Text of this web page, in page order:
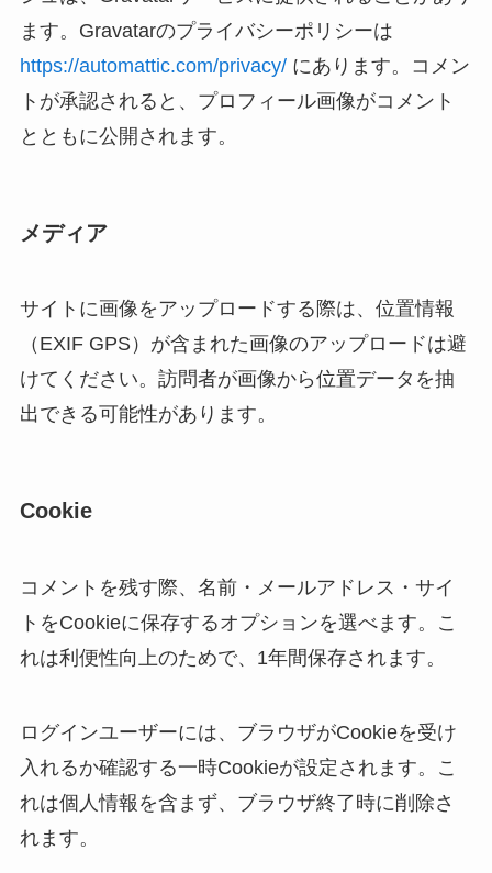
ます。Gravatarのプライバシーポリシーは
https://automattic.com/privacy/にあります。コメン
トが承認されると、プロフィール画像がコメント
とともに公開されます。
メディア
サイトに画像をアップロードする際は、位置情報
（EXIF GPS）が含まれた画像のアップロードは避
けてください。訪問者が画像から位置データを抽
出できる可能性があります。
Cookie
コメントを残す際、名前・メールアドレス・サイ
トをCookieに保存するオプションを選べます。こ
れは利便性向上のためで、1年間保存されます。
ログインユーザーには、ブラウザがCookieを受け
入れるか確認する一時Cookieが設定されます。こ
れは個人情報を含まず、ブラウザ終了時に削除さ
れます。